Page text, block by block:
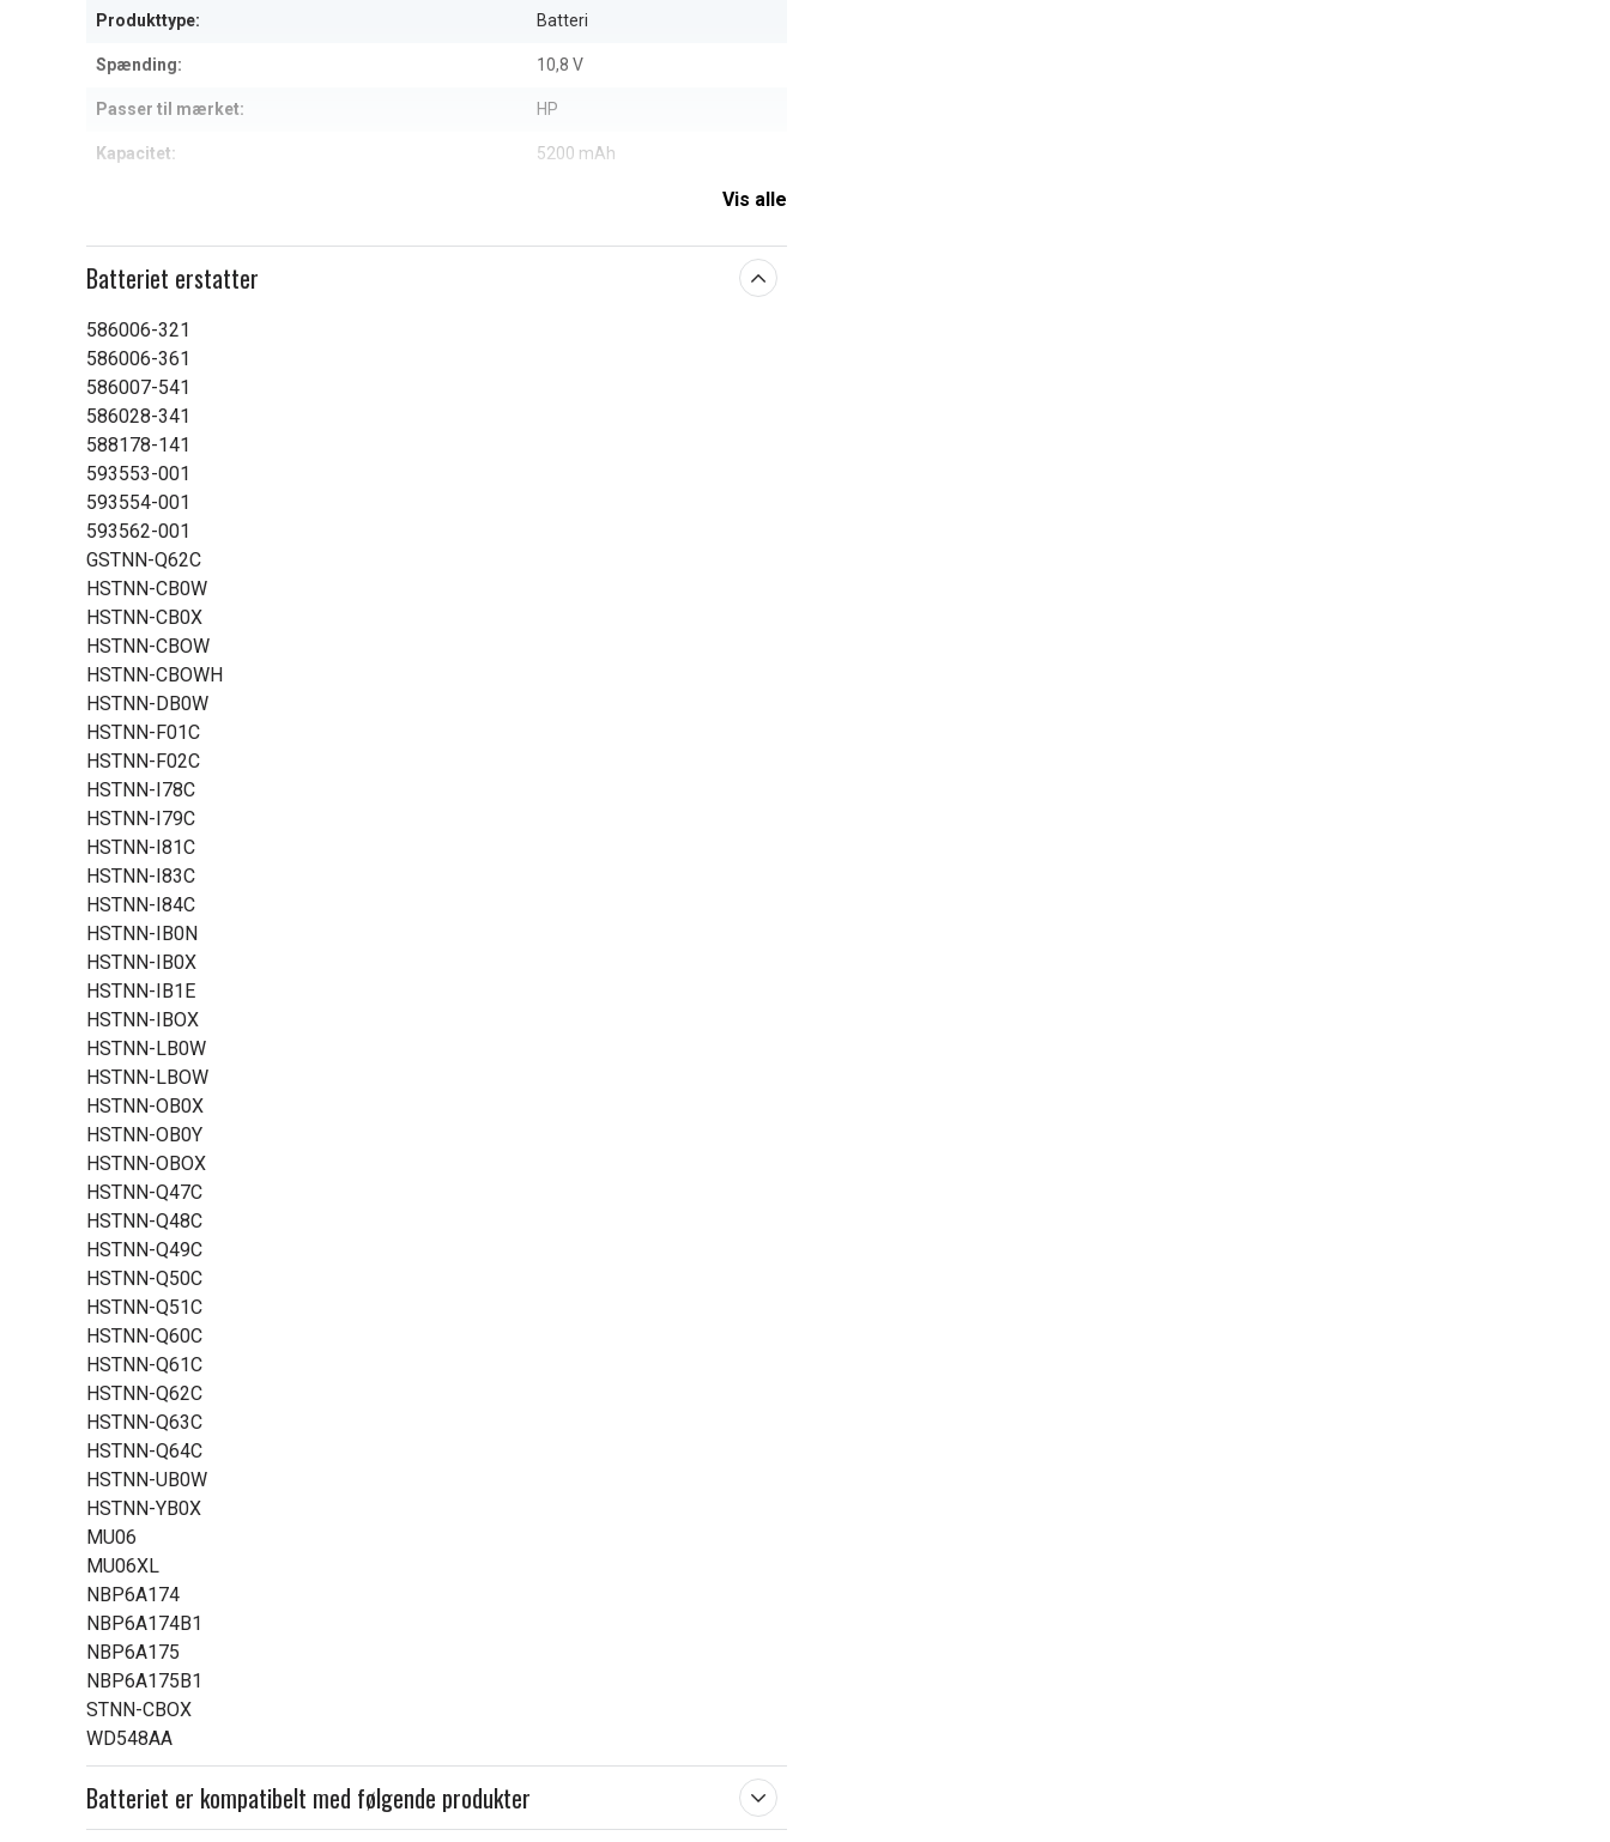
Produkttype: Batteri
Spænding: 10,8 V
Passer til mærket: HP
Kapacitet: 5200 mAh
Vis alle
Batteriet erstatter
586006-321
586006-361
586007-541
586028-341
588178-141
593553-001
593554-001
593562-001
GSTNN-Q62C
HSTNN-CB0W
HSTNN-CB0X
HSTNN-CBOW
HSTNN-CBOWH
HSTNN-DB0W
HSTNN-F01C
HSTNN-F02C
HSTNN-I78C
HSTNN-I79C
HSTNN-I81C
HSTNN-I83C
HSTNN-I84C
HSTNN-IB0N
HSTNN-IB0X
HSTNN-IB1E
HSTNN-IBOX
HSTNN-LB0W
HSTNN-LBOW
HSTNN-OB0X
HSTNN-OB0Y
HSTNN-OBOX
HSTNN-Q47C
HSTNN-Q48C
HSTNN-Q49C
HSTNN-Q50C
HSTNN-Q51C
HSTNN-Q60C
HSTNN-Q61C
HSTNN-Q62C
HSTNN-Q63C
HSTNN-Q64C
HSTNN-UB0W
HSTNN-YB0X
MU06
MU06XL
NBP6A174
NBP6A174B1
NBP6A175
NBP6A175B1
STNN-CBOX
WD548AA
Batteriet er kompatibelt med følgende produkter